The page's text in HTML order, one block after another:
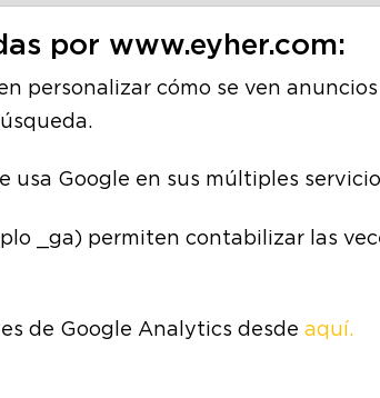
por www.eyher.com:
personalizar cómo se ven
usa Google en sus múltiples
_ga) permiten contabilizar las
de Google Analytics desde aquí.